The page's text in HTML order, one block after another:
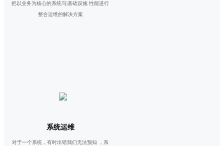
把以业务为核心的系统与|基础设施 性能进行
整合运维的解决方案
系统运维
对于一个系统，有时出错我们无法预知 ，系